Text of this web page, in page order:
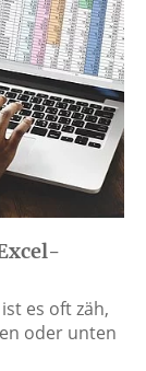
es oft zäh,
oder unten